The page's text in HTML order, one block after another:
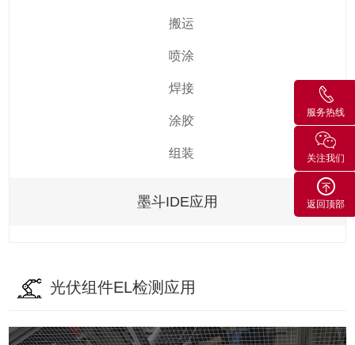
搬运
喷涂
焊接
涂胶
组装
墨斗IDE应用
光伏组件EL检测应用
服务热线
关注我们
返回顶部